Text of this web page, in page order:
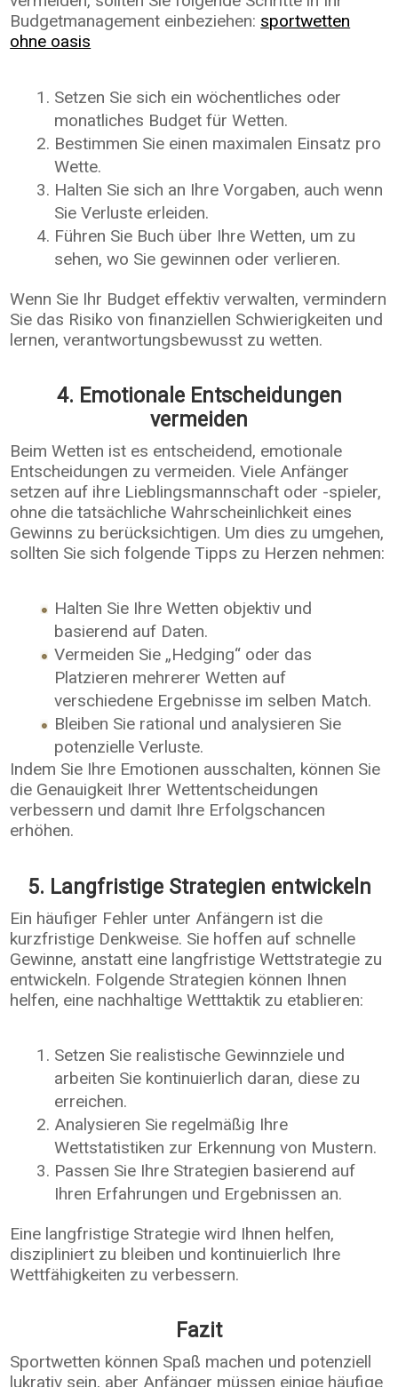
Budgetmanagement einbeziehen: sportwetten
ohne oasis
Setzen Sie sich ein wöchentliches oder
monatliches Budget für Wetten.
Bestimmen Sie einen maximalen Einsatz pro
Wette.
Halten Sie sich an Ihre Vorgaben, auch wenn
Sie Verluste erleiden.
Führen Sie Buch über Ihre Wetten, um zu
sehen, wo Sie gewinnen oder verlieren.
Wenn Sie Ihr Budget effektiv verwalten, vermindern
Sie das Risiko von finanziellen Schwierigkeiten und
lernen, verantwortungsbewusst zu wetten.
4. Emotionale Entscheidungen
vermeiden
Beim Wetten ist es entscheidend, emotionale
Entscheidungen zu vermeiden. Viele Anfänger
setzen auf ihre Lieblingsmannschaft oder -spieler,
ohne die tatsächliche Wahrscheinlichkeit eines
Gewinns zu berücksichtigen. Um dies zu umgehen,
sollten Sie sich folgende Tipps zu Herzen nehmen:
Halten Sie Ihre Wetten objektiv und
basierend auf Daten.
Vermeiden Sie „Hedging“ oder das
Platzieren mehrerer Wetten auf
verschiedene Ergebnisse im selben Match.
Bleiben Sie rational und analysieren Sie
potenzielle Verluste.
Indem Sie Ihre Emotionen ausschalten, können Sie
die Genauigkeit Ihrer Wettentscheidungen
verbessern und damit Ihre Erfolgschancen
erhöhen.
5. Langfristige Strategien entwickeln
Ein häufiger Fehler unter Anfängern ist die
kurzfristige Denkweise. Sie hoffen auf schnelle
Gewinne, anstatt eine langfristige Wettstrategie zu
entwickeln. Folgende Strategien können Ihnen
helfen, eine nachhaltige Wetttaktik zu etablieren:
Setzen Sie realistische Gewinnziele und
arbeiten Sie kontinuierlich daran, diese zu
erreichen.
Analysieren Sie regelmäßig Ihre
Wettstatistiken zur Erkennung von Mustern.
Passen Sie Ihre Strategien basierend auf
Ihren Erfahrungen und Ergebnissen an.
Eine langfristige Strategie wird Ihnen helfen,
diszipliniert zu bleiben und kontinuierlich Ihre
Wettfähigkeiten zu verbessern.
Fazit
Sportwetten können Spaß machen und potenziell
lukrativ sein, aber Anfänger müssen einige häufige